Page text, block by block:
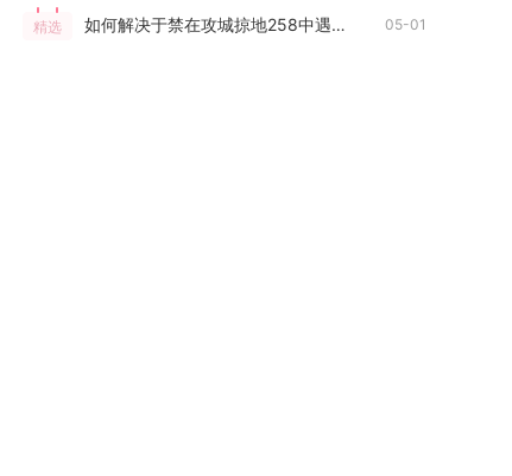
精选 如何解决于禁在攻城掠地258中遇到的问题 05-01